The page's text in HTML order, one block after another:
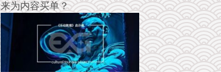
来为内容买单？